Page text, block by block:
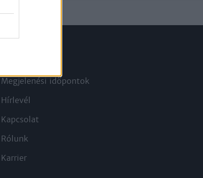
Megjelenési időpontok
Hírlevél
Kapcsolat
Rólunk
Karrier